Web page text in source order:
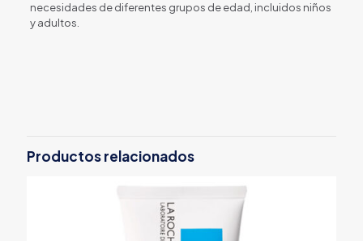
necesidades de diferentes grupos de edad, incluidos niños
y adultos.
Productos relacionados